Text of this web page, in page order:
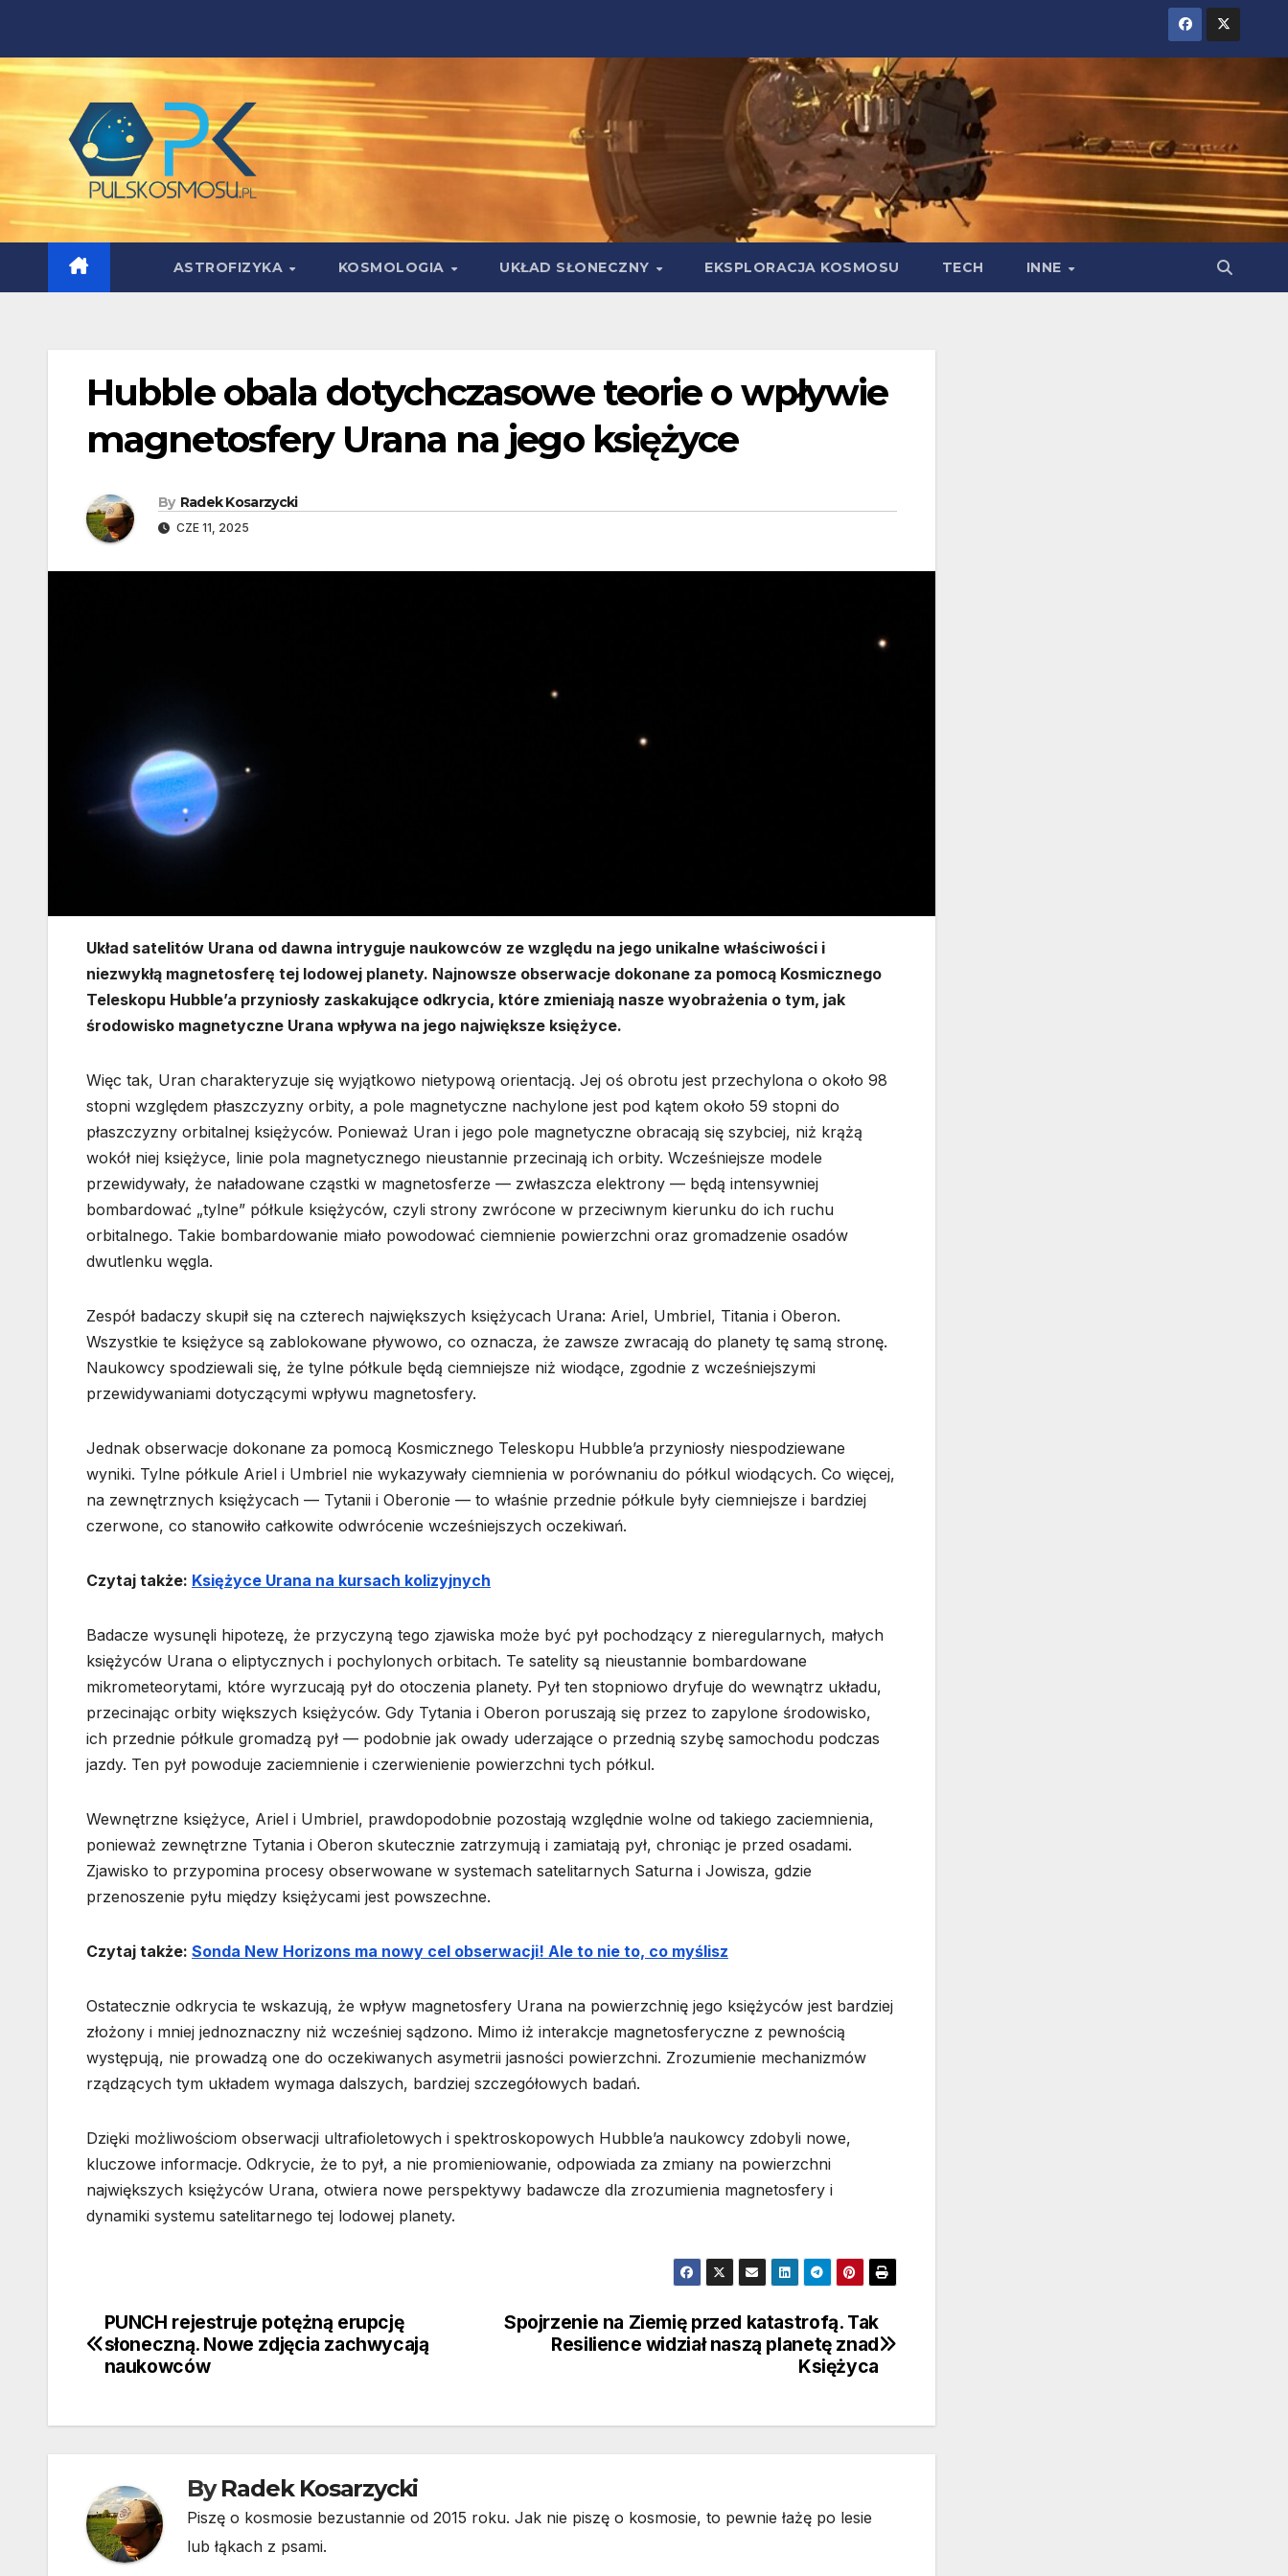
content
ASTROFIZYKA KOSMOLOGIA UKŁAD SŁONECZNY EKSPLORACJA KOSMOSU TECH INNE
Hubble obala dotychczasowe teorie o wpływie
magnetosfery Urana na jego księżyce
By Radek Kosarzycki
CZE 11, 2025
Układ satelitów Urana od dawna intryguje naukowców ze względu na jego unikalne właściwości i
niezwykłą magnetosferę tej lodowej planety. Najnowsze obserwacje dokonane za pomocą Kosmicznego
Teleskopu Hubble’a przyniosły zaskakujące odkrycia, które zmieniają nasze wyobrażenia o tym, jak
środowisko magnetyczne Urana wpływa na jego największe księżyce.
Więc tak, Uran charakteryzuje się wyjątkowo nietypową orientacją. Jej oś obrotu jest przechylona o około 98
stopni względem płaszczyzny orbity, a pole magnetyczne nachylone jest pod kątem około 59 stopni do
płaszczyzny orbitalnej księżyców. Ponieważ Uran i jego pole magnetyczne obracają się szybciej, niż krążą
wokół niej księżyce, linie pola magnetycznego nieustannie przecinają ich orbity. Wcześniejsze modele
przewidywały, że naładowane cząstki w magnetosferze — zwłaszcza elektrony — będą intensywniej
bombardować „tylne” półkule księżyców, czyli strony zwrócone w przeciwnym kierunku do ich ruchu
orbitalnego. Takie bombardowanie miało powodować ciemnienie powierzchni oraz gromadzenie osadów
dwutlenku węgla.
Zespół badaczy skupił się na czterech największych księżycach Urana: Ariel, Umbriel, Titania i Oberon.
Wszystkie te księżyce są zablokowane pływowo, co oznacza, że zawsze zwracają do planety tę samą stronę.
Naukowcy spodziewali się, że tylne półkule będą ciemniejsze niż wiodące, zgodnie z wcześniejszymi
przewidywaniami dotyczącymi wpływu magnetosfery.
Jednak obserwacje dokonane za pomocą Kosmicznego Teleskopu Hubble’a przyniosły niespodziewane
wyniki. Tylne półkule Ariel i Umbriel nie wykazywały ciemnienia w porównaniu do półkul wiodących. Co więcej,
na zewnętrznych księżycach — Tytanii i Oberonie — to właśnie przednie półkule były ciemniejsze i bardziej
czerwone, co stanowiło całkowite odwrócenie wcześniejszych oczekiwań.
Czytaj także: Księżyce Urana na kursach kolizyjnych
Badacze wysunęli hipotezę, że przyczyną tego zjawiska może być pył pochodzący z nieregularnych, małych
księżyców Urana o eliptycznych i pochylonych orbitach. Te satelity są nieustannie bombardowane
mikrometeorytami, które wyrzucają pył do otoczenia planety. Pył ten stopniowo dryfuje do wewnątrz układu,
przecinając orbity większych księżyców. Gdy Tytania i Oberon poruszają się przez to zapylone środowisko,
ich przednie półkule gromadzą pył — podobnie jak owady uderzające o przednią szybę samochodu podczas
jazdy. Ten pył powoduje zaciemnienie i czerwienienie powierzchni tych półkul.
Wewnętrzne księżyce, Ariel i Umbriel, prawdopodobnie pozostają względnie wolne od takiego zaciemnienia,
ponieważ zewnętrzne Tytania i Oberon skutecznie zatrzymują i zamiatają pył, chroniąc je przed osadami.
Zjawisko to przypomina procesy obserwowane w systemach satelitarnych Saturna i Jowisza, gdzie
przenoszenie pyłu między księżycami jest powszechne.
Czytaj także: Sonda New Horizons ma nowy cel obserwacji! Ale to nie to, co myślisz
Ostatecznie odkrycia te wskazują, że wpływ magnetosfery Urana na powierzchnię jego księżyców jest bardziej
złożony i mniej jednoznaczny niż wcześniej sądzono. Mimo iż interakcje magnetosferyczne z pewnością
występują, nie prowadzą one do oczekiwanych asymetrii jasności powierzchni. Zrozumienie mechanizmów
rządzących tym układem wymaga dalszych, bardziej szczegółowych badań.
Dzięki możliwościom obserwacji ultrafioletowych i spektroskopowych Hubble’a naukowcy zdobyli nowe,
kluczowe informacje. Odkrycie, że to pył, a nie promieniowanie, odpowiada za zmiany na powierzchni
największych księżyców Urana, otwiera nowe perspektywy badawcze dla zrozumienia magnetosfery i
dynamiki systemu satelitarnego tej lodowej planety.
Nawigacja
wpisu
Spojrzenie na Ziemię przed katastrofą. Tak
Resilience widział naszą planetę znad
Księżyca
PUNCH rejestruje potężną erupcję
słoneczną. Nowe zdjęcia zachwycają
naukowców
ByRadek Kosarzycki
Piszę o kosmosie bezustannie od 2015 roku. Jak nie piszę o kosmosie, to pewnie łażę po lesie
lub łąkach z psami.